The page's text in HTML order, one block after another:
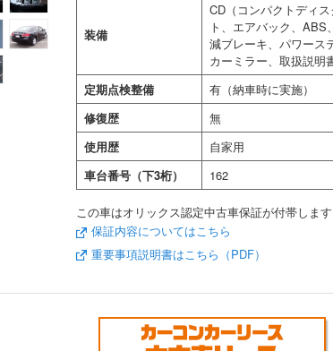
装備
CD（コンパクトディ
ト、エアバック、
減ブレーキ、パワース
カーミラー、取扱説明
定期点検整備
有（納車時に実施）
修復歴
無
使用歴
自家用
車台番号（下3桁）
162
この車はオリックス認定中古車保証が付帯します
保証内容についてはこちら
重要事項説明書はこちら（PDF）